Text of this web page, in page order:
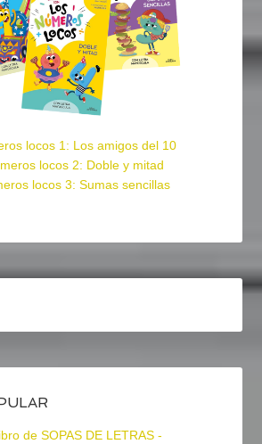
locos 1: Los amigos del 10
locos 2: Doble y mitad
locos 3: Sumas sencillas
de SOPAS DE LETRAS -